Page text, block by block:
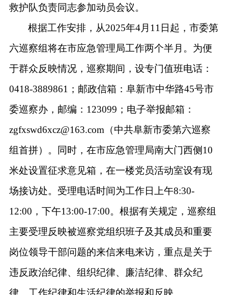
救护队负责同志参加动员会议。
根据工作安排，从2025年4月11日起，市委第
六巡察组将在市应急管理局工作两个半月。 为便
于群众反映情况，巡察期间，设专门值班电话：
0418-3889861；邮政信箱：阜新市中华路45号市
委巡察办，邮编：123099；电子举报邮箱：
zgfxswd6xcz@163.com（中共阜新市委第六巡察
组首拼）。同时，在市应急管理局南大门西侧10
米处设置征求意见箱，在一楼党员活动室设有现
场接访处。受理电话时间为工作日上午8:30-
12:00，下午13:00-17:00。根据有关规定，巡察组
主要受理反映被巡察党组织班子及其成员和重要
岗位领导干部问题的来信来电来访，重点是关于
违反政治纪律、组织纪律、廉洁纪律、群众纪
律、工作纪律和生活纪律的举报和反映。